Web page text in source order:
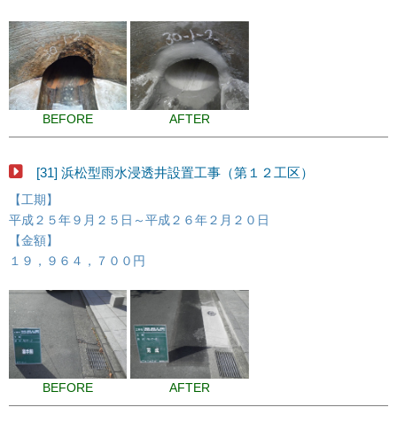
BEFORE AFTER
[31] 浜松型雨水浸透井設置工事（第１２工区）
【工期】
平成２５年９月２５日～平成２６年２月２０日
【金額】
１９，９６４，７００円
BEFORE AFTER